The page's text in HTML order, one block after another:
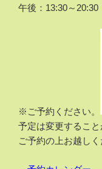
午後：13:30～20:30
※ご予約ください。
予定は変更するこ
ご予約の上お越しく